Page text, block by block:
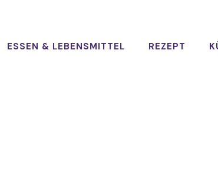
ESSEN & LEBENSMITTEL REZEPT